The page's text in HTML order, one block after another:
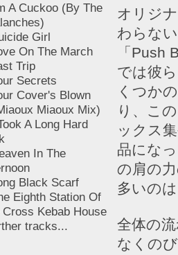
A Cuckoo (By The
Girl
On The March
Trip
Secrets
Cover's Blown
Miaoux Mix)
A Long Hard
In The
Black Scarf
Eighth Station Of
Cross Kebab House
tracks...
オリジ
わらな
「Push
では彼
くつか
り、こ
ックス
品にな
の肩の
多いの
全体の
なくの